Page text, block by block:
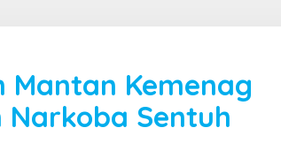
Kemenag
Sentuh